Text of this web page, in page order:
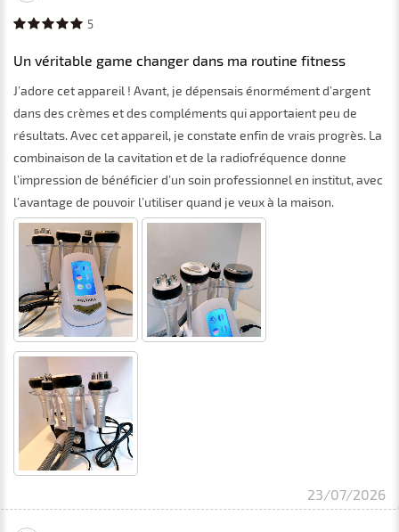
5
Un véritable game changer dans ma routine fitness
J’adore cet appareil ! Avant, je dépensais énormément d’argent
dans des crèmes et des compléments qui apportaient peu de
résultats. Avec cet appareil, je constate enfin de vrais progrès. La
combinaison de la cavitation et de la radiofréquence donne
l’impression de bénéficier d’un soin professionnel en institut, avec
l’avantage de pouvoir l’utiliser quand je veux à la maison.
23/07/2026